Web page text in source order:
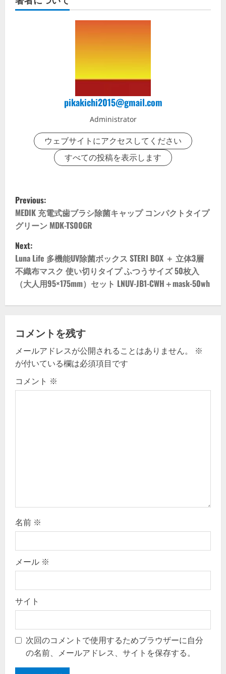
pikakichi2015@gmail.com
Administrator
ウェブサイトにアクセスしてください
すべての投稿を表示します
P
o
s
t
n
a
i
g
a
Previous:
MEDIK 充電式歯ブラシ除菌キャップ コンパクトタイプ
グリーン MDK-TS00GR
Next:
Luna Life 多機能UV除菌ボックス STERI BOX ＋ 立体3層
不織布マスク 使い切りタイプ ふつうサイズ 50枚入
（大人用95×175mm）セット LNUV-JB1-CWH＋mask-50wh
コメントを残す
メールアドレスが公開されることはありません。
※
が付いている欄は必須項目です
コメント ※
名前 ※
メール ※
サイト
次回のコメントで使用するためブラウザーに自分
の名前、メールアドレス、サイトを保存する。